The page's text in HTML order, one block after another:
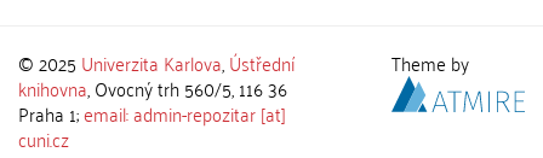
© 2025 Univerzita Karlova,Ústřední
knihovna, Ovocný trh 560/5, 116 36
Praha 1;email: admin-repozitar [at]
cuni.cz
Theme by